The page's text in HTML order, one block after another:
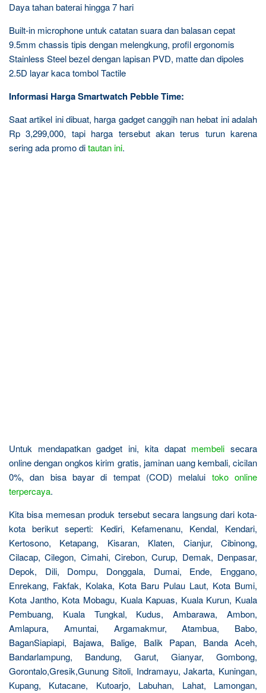
Daya tahan baterai hingga 7 hari
Built-in microphone untuk catatan suara dan balasan cepat
9.5mm chassis tipis dengan melengkung, profil ergonomis
Stainless Steel bezel dengan lapisan PVD, matte dan dipoles
2.5D layar kaca tombol Tactile
Informasi Harga Smartwatch Pebble Time:
Saat artikel ini dibuat, harga gadget canggih nan hebat ini adalah
Rp 3,299,000, tapi harga tersebut akan terus turun karena
sering ada promo ditautan ini.
Untuk mendapatkan gadget ini, kita dapat membeli secara
online dengan ongkos kirim gratis, jaminan uang kembali, cicilan
0%, dan bisa bayar di tempat (COD) melalui toko online
terpercaya.
Kita bisa memesan produk tersebut secara langsung dari kota-
kota berikut seperti: Kediri, Kefamenanu, Kendal, Kendari,
Kertosono, Ketapang, Kisaran, Klaten, Cianjur, Cibinong,
Cilacap, Cilegon, Cimahi, Cirebon, Curup, Demak, Denpasar,
Depok, Dili, Dompu, Donggala, Dumai, Ende, Enggano,
Enrekang, Fakfak, Kolaka, Kota Baru Pulau Laut, Kota Bumi,
Kota Jantho, Kota Mobagu, Kuala Kapuas, Kuala Kurun, Kuala
Pembuang, Kuala Tungkal, Kudus, Ambarawa, Ambon,
Amlapura, Amuntai, Argamakmur, Atambua, Babo,
BaganSiapiapi, Bajawa, Balige, Balik Papan, Banda Aceh,
Bandarlampung, Bandung, Garut, Gianyar, Gombong,
Gorontalo,Gresik,Gunung Sitoli, Indramayu, Jakarta, Kuningan,
Kupang, Kutacane, Kutoarjo, Labuhan, Lahat, Lamongan,